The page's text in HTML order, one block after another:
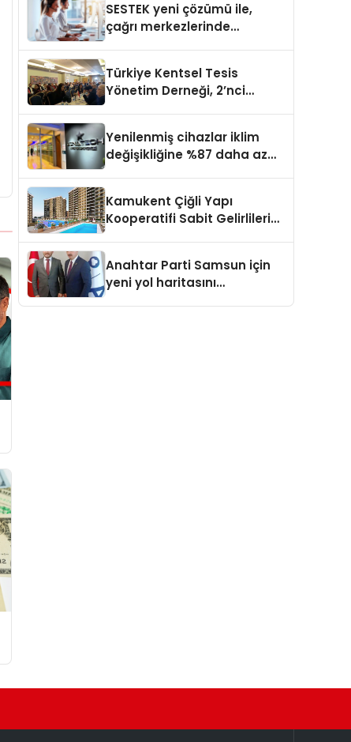
SESTEK yeni çözümü ile,
çağrı merkezlerinde
Türkiye Kentsel Tesis
Yönetim Derneği, 2’nci
Yenilenmiş cihazlar iklim
değişikliğine %87 daha az
Kamukent Çiğli Yapı
Kooperatifi Sabit Gelirlileri
Anahtar Parti Samsun için
yeni yol haritasını